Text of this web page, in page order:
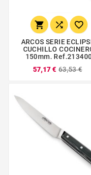
  
ARCOS SERIE
CUCHILLO
150mm.
57,17 € 63,53 €